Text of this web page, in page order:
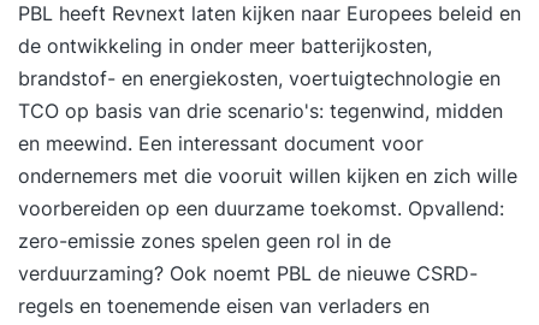
PBL heeft Revnext laten kijken naar Europees beleid en
de ontwikkeling in onder meer batterijkosten,
brandstof- en energiekosten, voertuigtechnologie en
TCO op basis van drie scenario's: tegenwind, midden
en meewind. Een interessant document voor
ondernemers met die vooruit willen kijken en zich wille
voorbereiden op een duurzame toekomst. Opvallend:
zero-emissie zones spelen geen rol in de
verduurzaming? Ook noemt PBL de nieuwe CSRD-
regels en toenemende eisen van verladers en